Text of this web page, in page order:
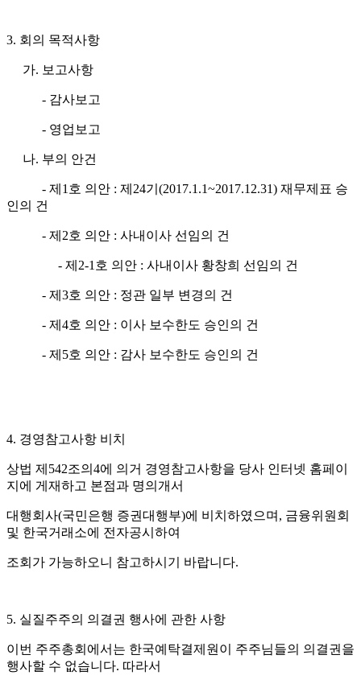
3. 회의 목적사항
가. 보고사항
- 감사보고
- 영업보고
나. 부의 안건
- 제1호 의안 : 제24기(2017.1.1~2017.12.31) 재무제표 승
인의 건
- 제2호 의안 : 사내이사 선임의 건
- 제2-1호 의안 : 사내이사 황창희 선임의 건
- 제3호 의안 : 정관 일부 변경의 건
- 제4호 의안 : 이사 보수한도 승인의 건
- 제5호 의안 : 감사 보수한도 승인의 건
4. 경영참고사항 비치
상법 제542조의4에 의거 경영참고사항을 당사 인터넷 홈페이
지에 게재하고 본점과 명의개서
대행회사(국민은행 증권대행부)에 비치하였으며, 금융위원회
및 한국거래소에 전자공시하여
조회가 가능하오니 참고하시기 바랍니다.
5. 실질주주의 의결권 행사에 관한 사항
이번 주주총회에서는 한국예탁결제원이 주주님들의 의결권을
행사할 수 없습니다. 따라서